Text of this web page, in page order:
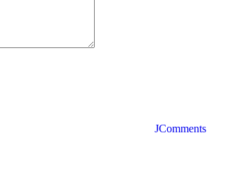
JComments